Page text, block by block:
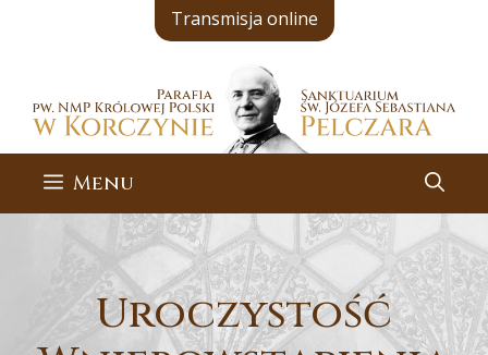
Transmisja online
Menu
Uroczystość